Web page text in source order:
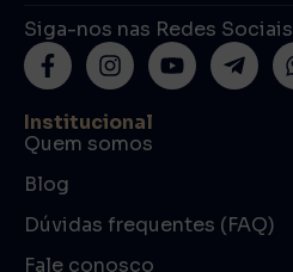
Siga-nos nas Redes Sociais
Institucional
Quem somos
Blog
Dúvidas frequentes (FAQ)
Fale conosco